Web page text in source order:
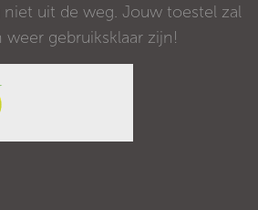
uit de weg. Jouw toestel zal
gebruiksklaar zijn!